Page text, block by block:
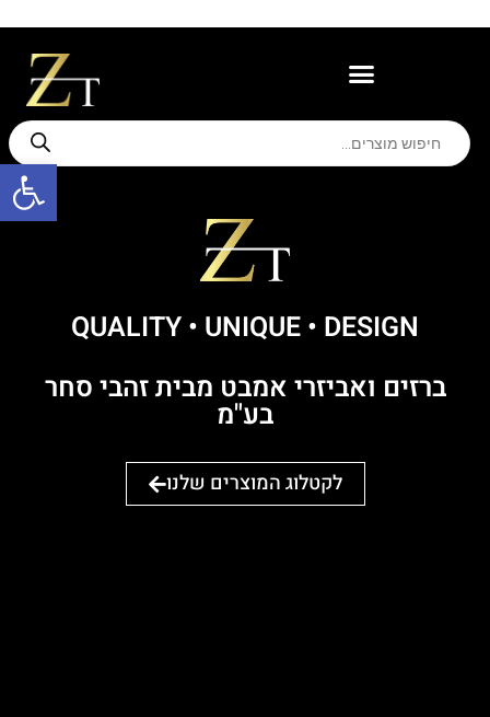
QUALITY • UNIQUE ּ• DESIGN
ברזים ואביזרי אמבט מבית זהבי סחר
בע"מ
לקטלוג המוצרים שלנו
פתח